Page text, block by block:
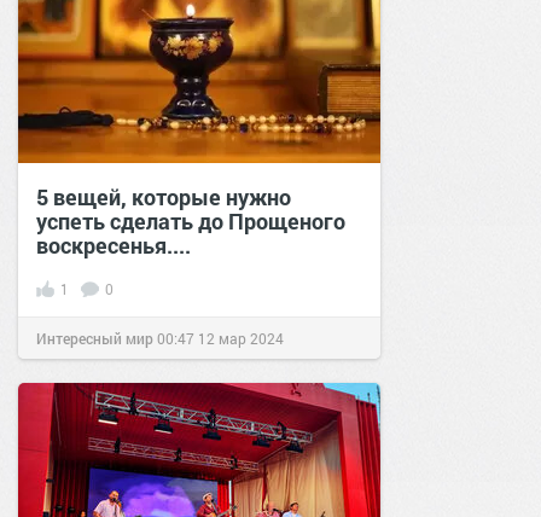
5 вещей, которые нужно
успеть сделать до Прощеного
воскресенья....
1 0
Интересный мир00:47 12 мар 2024